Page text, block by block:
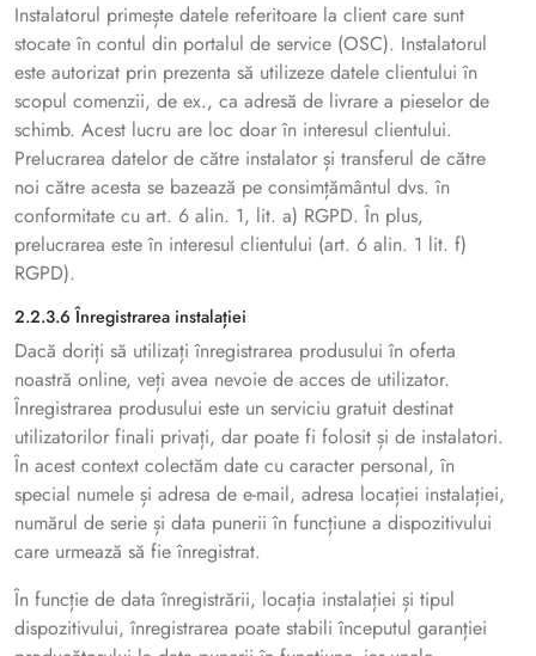
Instalatorul primește datele referitoare la client care sunt
stocate în contul din portalul de service (OSC). Instalatorul
este autorizat prin prezenta să utilizeze datele clientului în
scopul comenzii, de ex., ca adresă de livrare a pieselor de
schimb. Acest lucru are loc doar în interesul clientului.
Prelucrarea datelor de către instalator și transferul de către
noi către acesta se bazează pe consimțământul dvs. în
conformitate cu art. 6 alin. 1, lit. a) RGPD. În plus,
prelucrarea este în interesul clientului (art. 6 alin. 1 lit. f)
RGPD).
2.2.3.6 Înregistrarea instalației
Dacă doriți să utilizați înregistrarea produsului în oferta
noastră online, veți avea nevoie de acces de utilizator.
Înregistrarea produsului este un serviciu gratuit destinat
utilizatorilor finali privați, dar poate fi folosit și de instalatori.
În acest context colectăm date cu caracter personal, în
special numele și adresa de e-mail, adresa locației instalației,
numărul de serie și data punerii în funcțiune a dispozitivului
care urmează să fie înregistrat.
În funcție de data înregistrării, locația instalației și tipul
dispozitivului, înregistrarea poate stabili începutul garanției